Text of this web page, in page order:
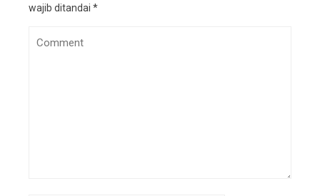
wajib ditandai *